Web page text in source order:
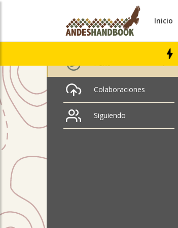
Inicio
Claudia Pino
Perfil
Colaboraciones
Siguiendo